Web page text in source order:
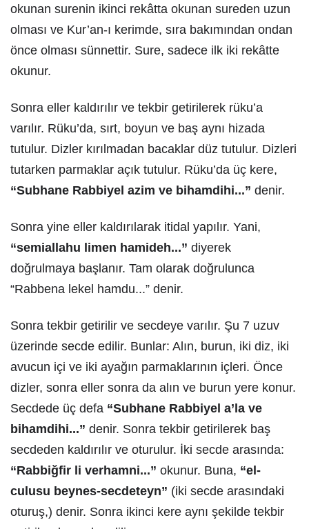
okunan surenin ikinci rekâtta okunan sureden uzun
olması ve Kur’an-ı kerimde, sıra bakımından ondan
önce olması sünnettir. Sure, sadece ilk iki rekâtte
okunur.
Sonra eller kaldırılır ve tekbir getirilerek rüku’a
varılır. Rüku’da, sırt, boyun ve baş aynı hizada
tutulur. Dizler kırılmadan bacaklar düz tutulur. Dizleri
tutarken parmaklar açık tutulur. Rüku’da üç kere,
“Subhane Rabbiyel azim ve bihamdihi...” denir.
Sonra yine eller kaldırılarak itidal yapılır. Yani,
“semiallahu limen hamideh...” diyerek
doğrulmaya başlanır. Tam olarak doğrulunca
“Rabbena lekel hamdu...” denir.
Sonra tekbir getirilir ve secdeye varılır. Şu 7 uzuv
üzerinde secde edilir. Bunlar: Alın, burun, iki diz, iki
avucun içi ve iki ayağın parmaklarının içleri. Önce
dizler, sonra eller sonra da alın ve burun yere konur.
Secdede üç defa “Subhane Rabbiyel a’la ve
bihamdihi...” denir. Sonra tekbir getirilerek baş
secdeden kaldırılır ve oturulur. İki secde arasında:
“Rabbiğfir li verhamni...” okunur. Buna, “el-
culusu beynes-secdeteyn” (iki secde arasındaki
oturuş,) denir. Sonra ikinci kere aynı şekilde tekbir